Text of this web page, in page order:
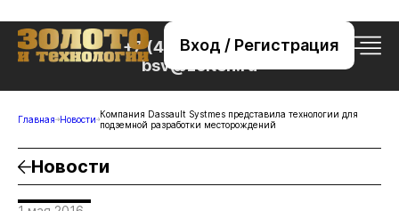
Вход / Регистрация
+7 (495) 221-76-32
bsv@zolteh.ru
Главная Новости Компания Dassault Systmes представила технологии для
подземной разработки месторождений
Новости